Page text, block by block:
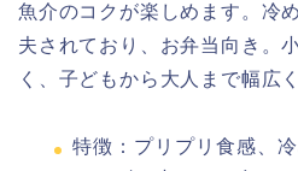
魚介のコクが楽しめます。冷
夫されており、お弁当向き。
く、子どもから大人まで幅広
特徴：プリプリ食感、